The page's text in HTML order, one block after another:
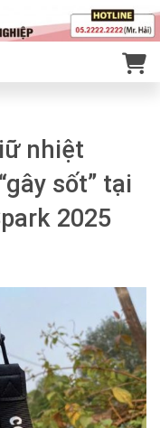
nhiệt
sốt” tại
2025